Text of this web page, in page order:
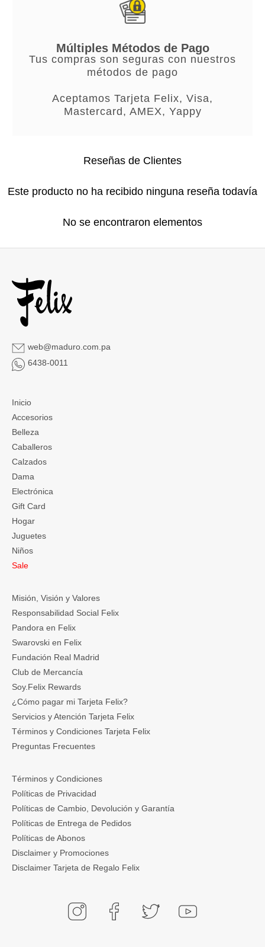
Múltiples Métodos de Pago
Tus compras son seguras con nuestros
métodos de pago
Aceptamos Tarjeta Felix, Visa,
Mastercard, AMEX, Yappy
Reseñas de Clientes
Este producto no ha recibido ninguna reseña todavía
No se encontraron elementos
web@maduro.com.pa
6438-0011
Inicio
Accesorios
Belleza
Caballeros
Calzados
Dama
Electrónica
Gift Card
Hogar
Juguetes
Niños
Sale
Misión, Visión y Valores
Responsabilidad Social Felix
Pandora en Felix
Swarovski en Felix
Fundación Real Madrid
Club de Mercancía
Soy.Felix Rewards
¿Cómo pagar mi Tarjeta Felix?
Servicios y Atención Tarjeta Felix
Términos y Condiciones Tarjeta Felix
Preguntas Frecuentes
Términos y Condiciones
Políticas de Privacidad
Políticas de Cambio, Devolución y Garantía
Políticas de Entrega de Pedidos
Políticas de Abonos
Disclaimer y Promociones
Disclaimer Tarjeta de Regalo Felix